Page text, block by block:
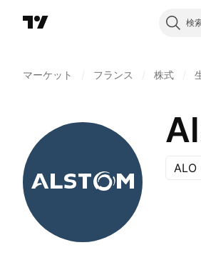
検
マーケット フランス 株式
ALO